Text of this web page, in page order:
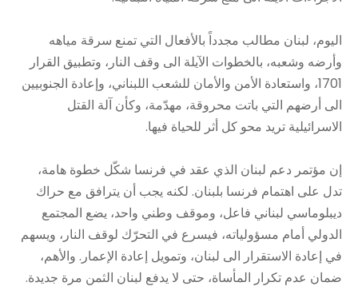
اليوم، لبنان مطالب مجدداً بالأفعال التي تمنع سرقة مياهه
وأرضه وشعبه، بالخطوات الآيلة الى وقف النار، وتطبيق القرار
1701، واستعادة الأمن والأمان للشعب اللبناني، وإعادة الجنوبيين
الى أرضهم التي باتت محروقة، مهدّمة، وكأن آلة القتل
الاسرائيلية تريد محو كل أثر للحياة فيها.
إن مؤتمر دعم لبنان الذي عقد في فرنسا شكّل خطوة هامة،
تدل على اهتمام فرنسا بلبنان. لكنه يجب أن يترافق مع حراك
ديبلوماسي لبناني فاعل، وموقف وطني واحد، يضع المجتمع
الدولي أمام مسؤولياته، فيسرع في التحرّك لوقف النار، ويسهم
في إعادة الاستقرار الى لبنان، وتمويل إعادة الإعمار. والأهم،
ضمان عدم تكرار المأساة، حتى لا يدفع لبنان الثمن مرة جديدة.